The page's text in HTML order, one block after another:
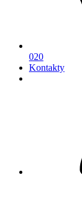
020
Kontakty